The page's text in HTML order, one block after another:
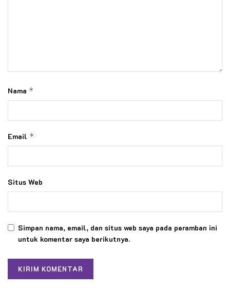
Nama *
Email *
Situs Web
Simpan nama, email, dan situs web saya pada peramban ini
untuk komentar saya berikutnya.